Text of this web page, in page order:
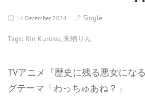
14 December 2024 Single
Tags: Rin Kurusu, 来栖りん
TVアニメ『歴史に残る悪女にな
グテーマ「わっちゅあね？」